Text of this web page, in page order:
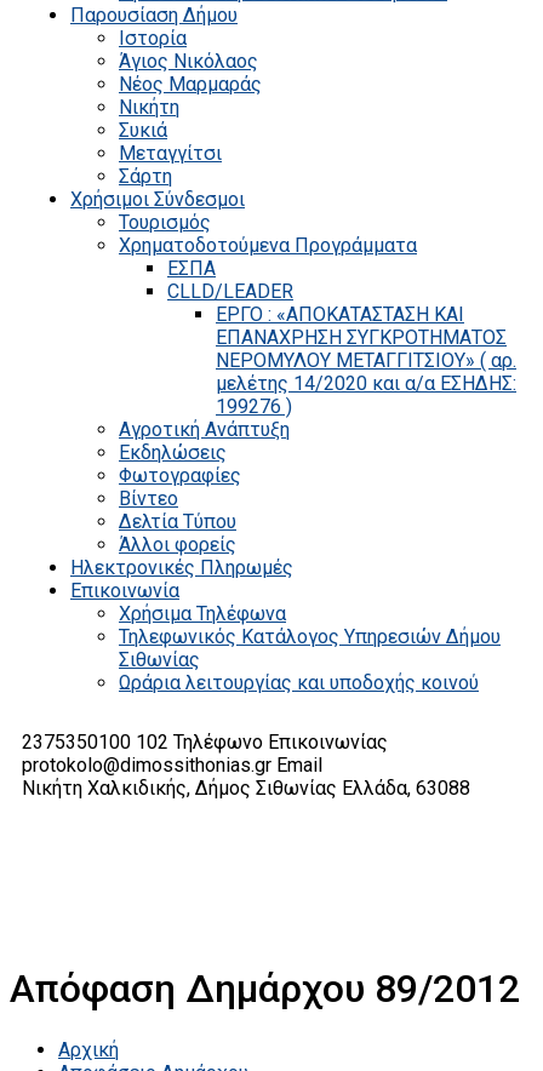
Παρουσίαση Δήμου
Ιστορία
Άγιος Νικόλαος
Νέος Μαρμαράς
Νικήτη
Συκιά
Μεταγγίτσι
Σάρτη
Χρήσιμοι Σύνδεσμοι
Τουρισμός
Χρηματοδοτούμενα Προγράμματα
ΕΣΠΑ
CLLD/LEADER
ΕΡΓΟ : «ΑΠΟΚΑΤΑΣΤΑΣΗ ΚΑΙ
ΕΠΑΝΑΧΡΗΣΗ ΣΥΓΚΡΟΤΗΜΑΤΟΣ
ΝΕΡΟΜΥΛΟΥ ΜΕΤΑΓΓΙΤΣΙΟΥ» ( αρ.
μελέτης 14/2020 και α/α ΕΣΗΔΗΣ:
199276 )
Αγροτική Ανάπτυξη
Εκδηλώσεις
Φωτογραφίες
Βίντεο
Δελτία Τύπου
Άλλοι φορείς
Ηλεκτρονικές Πληρωμές
Επικοινωνία
Χρήσιμα Τηλέφωνα
Τηλεφωνικός Κατάλογος Υπηρεσιών Δήμου
Σιθωνίας
Ωράρια λειτουργίας και υποδοχής κοινού
2375350100 102 Τηλέφωνο Επικοινωνίας
protokolo@dimossithonias.gr Email
Νικήτη Χαλκιδικής, Δήμος Σιθωνίας Ελλάδα, 63088
Απόφαση Δημάρχου 89/2012
Αρχική